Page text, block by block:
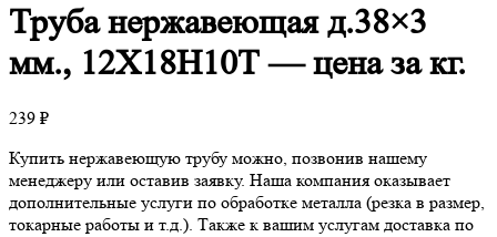
Трубанержавеющая д.38×3
мм., 12Х18Н10Т — цена за кг.
239 ₽
Купить нержавеющую трубу можно, позвонив нашему
менеджеру или оставив заявку. Наша компания оказывает
дополнительные услуги по обработке металла (резка в размер,
токарные работы и т.д.). Также к вашим услугам доставка по